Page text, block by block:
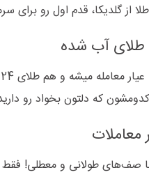
از گلدیکا، قدم اول رو برای
طلای آب‌ شده
که دلتون بخواد رو